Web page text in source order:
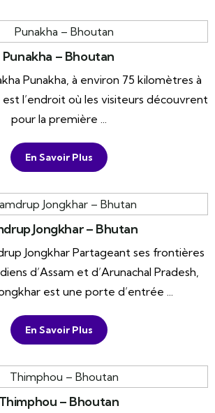
Punakha – Bhoutan
Punakha, à environ 75 kilomètres à
est l’endroit où les visiteurs découvrent
pour la première ...
En Savoir Plus
Jongkhar – Bhutan
Jongkhar Partageant ses frontières
d’Assam et d’Arunachal Pradesh,
est une porte d’entrée ...
En Savoir Plus
Thimphou – Bhoutan